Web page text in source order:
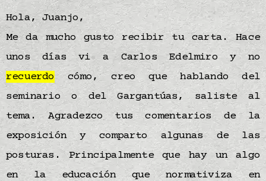
Hola, Juanjo,
Me da mucho gusto recibir tu carta. Hace
unos días vi a Carlos Edelmiro y no
recuerdo cómo, creo que hablando del
seminario o del Gargantúas, saliste al
tema. Agradezco tus comentarios de la
exposición y comparto algunas de las
posturas. Principalmente que hay un algo
en la educación que normativiza en